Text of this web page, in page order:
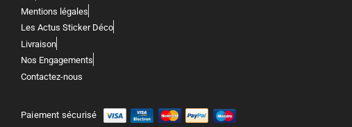
Mentions légales
Les Actus Sticker Déco
Livraison
Nos Engagements
Contactez-nous
Paiement sécurisé